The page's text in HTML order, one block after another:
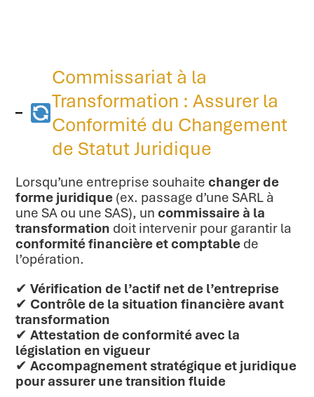
Commissariat à la
Transformation : Assurer la
Conformité du Changement
de Statut Juridique
Lorsqu’une entreprise souhaite changer de
forme juridique (ex. passage d’une SARL à
une SA ou une SAS), un commissaire à la
transformation doit intervenir pour garantir la
conformité financière et comptable de
l’opération.
✔Vérification de l’actif net de l’entreprise
✔ Contrôle de la situation financière avant
transformation
✔Attestation de conformité avec la
législation en vigueur
✔Accompagnement stratégique et juridique
pour assurer une transition fluide